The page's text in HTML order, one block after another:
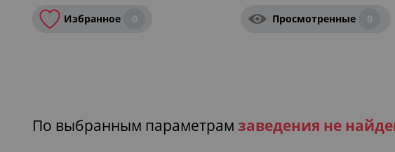
Избранное 0 Просмотренные 0
По выбранным параметрам заведения не